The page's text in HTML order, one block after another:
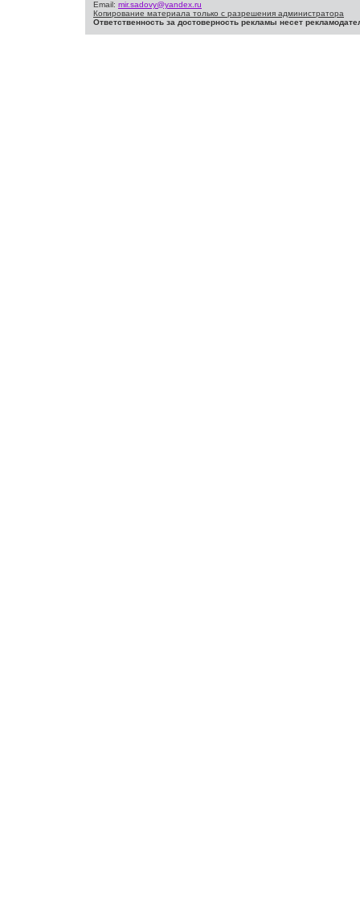
Email: mir.sadovy@yandex.ru
Копирование материала только с разрешения администратора
Ответственность за достоверность рекламы несет